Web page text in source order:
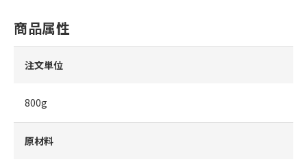
商品属性
注文単位
800g
原材料